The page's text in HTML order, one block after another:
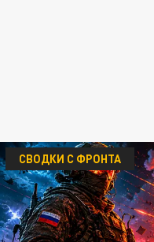
СВОДКИ С ФРОНТА